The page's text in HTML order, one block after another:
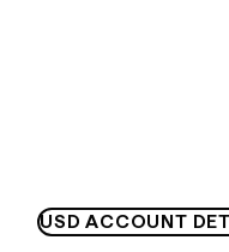
USD ACCOUNT